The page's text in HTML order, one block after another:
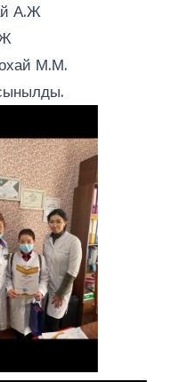
А.Ж
М.М.